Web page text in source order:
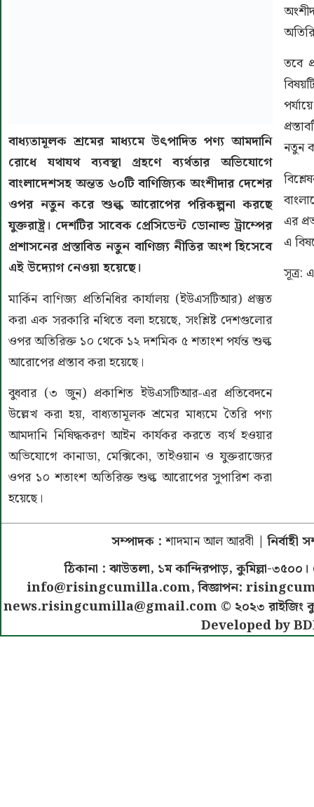
বাধ্যতামূলক শ্রমের মাধ্যমে উৎপাদিত পণ্য আমদানি
রোধে যথাযথ ব্যবস্থা গ্রহণে ব্যর্থতার অভিযোগে
বাংলাদেশসহ অন্তত ৬০টি বাণিজ্যিক অংশীদার দেশের
ওপর নতুন করে শুল্ক আরোপের পরিকল্পনা করছে
যুক্তরাষ্ট্র। দেশটির সাবেক প্রেসিডেন্ট ডোনাল্ড ট্রাম্পের
প্রশাসনের প্রস্তাবিত নতুন বাণিজ্য নীতির অংশ হিসেবে
এই উদ্যোগ নেওয়া হয়েছে।
মার্কিন বাণিজ্য প্রতিনিধির কার্যালয় (ইউএসটিআর) প্রস্তুত
করা এক সরকারি নথিতে বলা হয়েছে, সংশ্লিষ্ট দেশগুলোর
ওপর অতিরিক্ত ১০ থেকে ১২ দশমিক ৫ শতাংশ পর্যন্ত শুল্ক
আরোপের প্রস্তাব করা হয়েছে।
বুধবার (৩ জুন) প্রকাশিত ইউএসটিআর-এর প্রতিবেদনে
উল্লেখ করা হয়, বাধ্যতামূলক শ্রমের মাধ্যমে তৈরি পণ্য
আমদানি নিষিদ্ধকরণ আইন কার্যকর করতে ব্যর্থ হওয়ার
অভিযোগে কানাডা, মেক্সিকো, তাইওয়ান ও যুক্তরাজ্যের
ওপর ১০ শতাংশ অতিরিক্ত শুল্ক আরোপের সুপারিশ করা
হয়েছে।
তবে
নতুন
এর
এ
সূত্র:
সম্পাদক : শাদমান আল আরবী | নির্বাহী
ঠিকানা : ঝাউতলা, ১ম কান্দিরপাড়, কুমিল্লা-
info@risingcumilla.com, বিজ্ঞাপন:
news.risingcumilla@gmail.com © ২০২৩ রাইজিং
Developed by